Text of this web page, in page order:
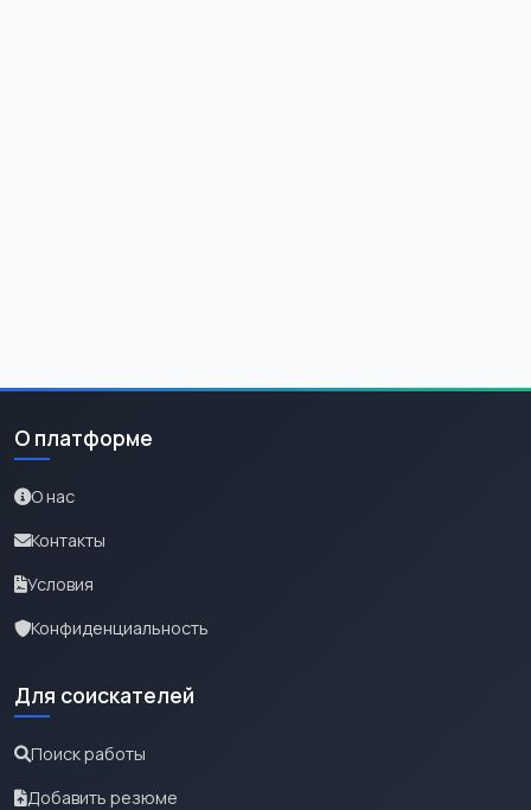
О платформе
О нас
Контакты
Условия
Конфиденциальность
Для соискателей
Поиск работы
Добавить резюме